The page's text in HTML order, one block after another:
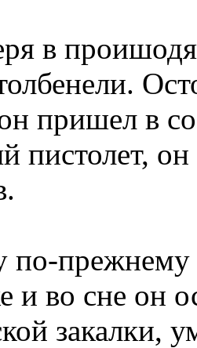
в
пришел в
пистолет,
прежнему
и во сне он
закалки,